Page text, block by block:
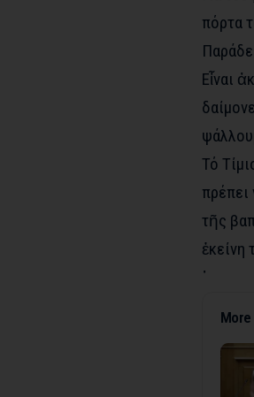
πόρτα
Εἶναι
Τό
πρέπει
τῆς
ἐκείνη
῾
More